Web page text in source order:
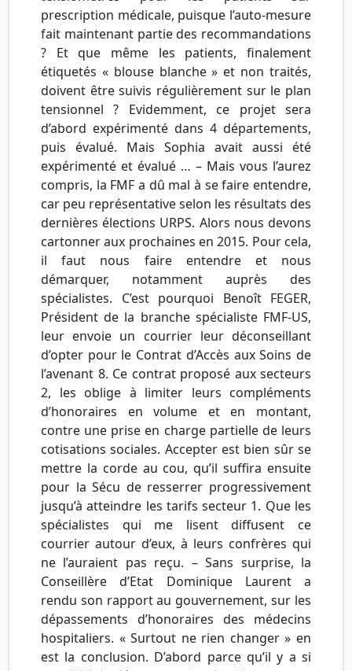
prescription médicale, puisque l’auto-mesure
fait maintenant partie des recommandations
? Et que même les patients, finalement
étiquetés « blouse blanche » et non traités,
doivent être suivis régulièrement sur le plan
tensionnel ? Evidemment, ce projet sera
d’abord expérimenté dans 4 départements,
puis évalué. Mais Sophia avait aussi été
expérimenté et évalué … – Mais vous l’aurez
compris, la FMF a dû mal à se faire entendre,
car peu représentative selon les résultats des
dernières élections URPS. Alors nous devons
cartonner aux prochaines en 2015. Pour cela,
il faut nous faire entendre et nous
démarquer, notamment auprès des
spécialistes. C’est pourquoi Benoît FEGER,
Président de la branche spécialiste FMF-US,
leur envoie un courrier leur déconseillant
d’opter pour le Contrat d’Accès aux Soins de
l’avenant 8. Ce contrat proposé aux secteurs
2, les oblige à limiter leurs compléments
d’honoraires en volume et en montant,
contre une prise en charge partielle de leurs
cotisations sociales. Accepter est bien sûr se
mettre la corde au cou, qu’il suffira ensuite
pour la Sécu de resserrer progressivement
jusqu’à atteindre les tarifs secteur 1. Que les
spécialistes qui me lisent diffusent ce
courrier autour d’eux, à leurs confrères qui
ne l’auraient pas reçu. – Sans surprise, la
Conseillère d’Etat Dominique Laurent a
rendu son rapport au gouvernement, sur les
dépassements d’honoraires des médecins
hospitaliers. « Surtout ne rien changer » en
est la conclusion. D’abord parce qu’il y a si